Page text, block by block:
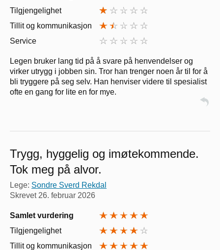
Tilgjengelighet
Tillit og kommunikasjon
Service
Legen bruker lang tid på å svare på henvendelser og
virker utrygg i jobben sin. Tror han trenger noen år til for å
bli tryggere på seg selv. Han henviser videre til spesialist
ofte en gang for lite en for mye.
Trygg, hyggelig og imøtekommende.
Tok meg på alvor.
Lege: Sondre Sverd Rekdal
Skrevet 26. februar 2026
Samlet vurdering
Tilgjengelighet
Tillit og kommunikasjon